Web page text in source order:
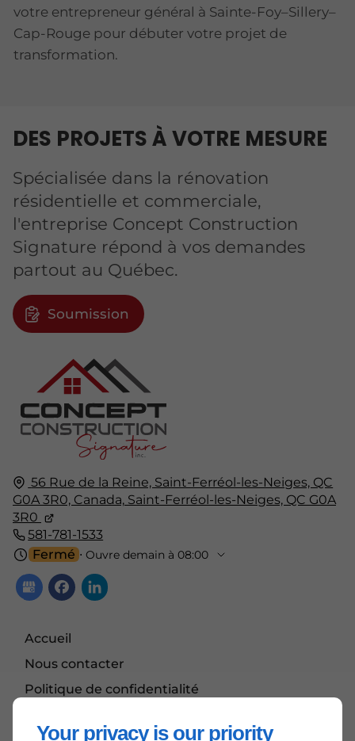
Your privacy is our priority
votre entrepreneur général à Sainte-Foy–Sillery–
Cap-Rouge pour débuter votre projet de
transformation.
56 Rue de la Reine, Saint-Ferréol-les-Neiges, QC
G0A 3R0, Canada, Saint-Ferréol-les-Neiges, QC G0A
3R0
581-781-1533
Fermé ⋅ Ouvre demain à 08:00
Accueil
Nous contacter
Politique de confidentialité
DES PROJETS À VOTRE MESURE
Spécialisée dans la rénovation
résidentielle et commerciale,
l'entreprise Concept Construction
Signature répond à vos demandes
partout au Québec.
Soumission